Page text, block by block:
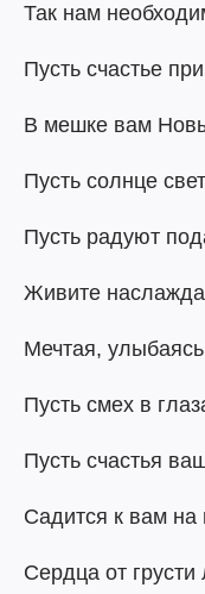
Так нам
Пусть счастье
В мешке вам
Пусть солнце
Пусть радуют
Живите
Мечтая,
Пусть смех в
Пусть счастья
Садится к вам на
Сердца от грусти